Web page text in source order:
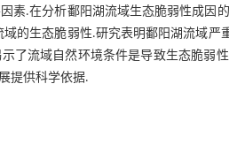
素.在分析鄱阳湖流域生态脆弱性成因
的生态脆弱性.研究表明鄱阳湖流域严
示了流域自然环境条件是导致生态脆弱
提供科学依据.